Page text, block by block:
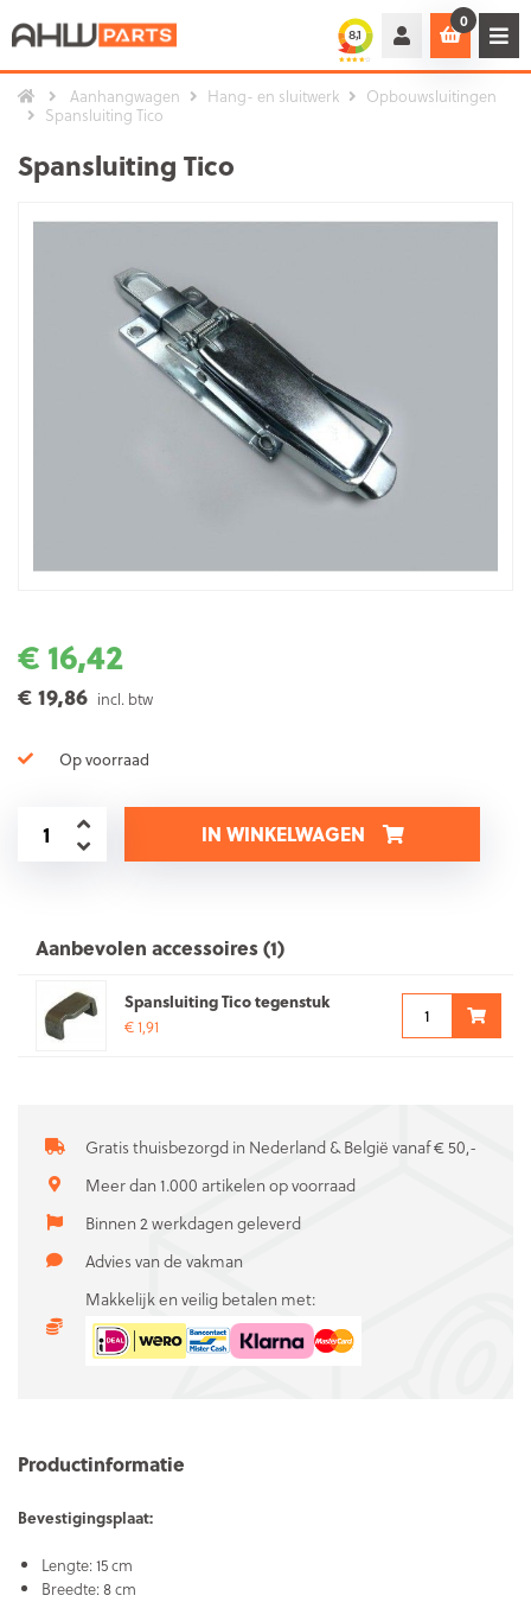
0
Aanhangwagen Hang- en sluitwerk
Opbouwsluitingen
Spansluiting Tico
Spansluiting Tico
€ 16,42
€ 19,86 incl. btw
Op voorraad
IN WINKELWAGEN
Aanbevolen accessoires (1)
Spansluiting Tico tegenstuk
€ 1,91
Gratis thuisbezorgd in Nederland & België vanaf € 50,-
Meer dan 1.000 artikelen op voorraad
Binnen 2 werkdagen geleverd
Advies van de vakman
Makkelijk en veilig betalen met:
Productinformatie
Bevestigingsplaat:
Lengte: 15 cm
Breedte: 8 cm